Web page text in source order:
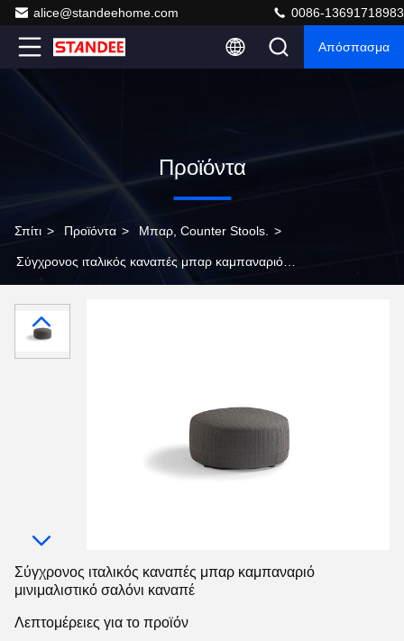
alice@standeehome.com 0086-13691718983
Απόσπασμα
Προϊόντα
Σπίτι > Προϊόντα > Μπαρ, Counter Stools. >
Σύγχρονος ιταλικός καναπές μπαρ καμπαναριό
Σύγχρονος ιταλικός καναπές μπαρ καμπαναριό
μινιμαλιστικό σαλόνι καναπέ
Λεπτομέρειες για το προϊόν